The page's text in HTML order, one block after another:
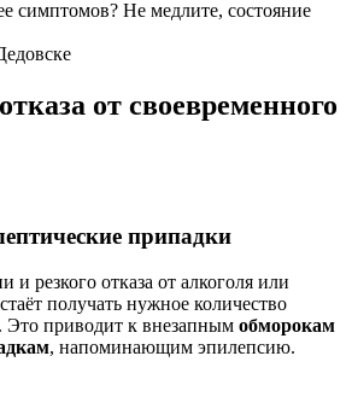
симптомов? Не медлите, состояние
от своевременного
припадки
резкого отказа от алкоголя или
получать нужное количество
Это приводит к внезапным обморокам
, напоминающим эпилепсию.